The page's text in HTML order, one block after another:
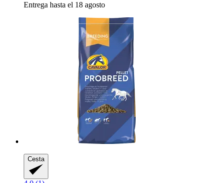
Entrega hasta el 18 agosto
Cesta